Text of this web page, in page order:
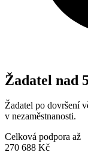
Žadatel nad
Žadatel po dovršení
v nezaměstnanosti.
Celková podpora až
270 688 Kč